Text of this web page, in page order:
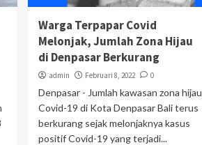
Warga Terpapar Covid
Melonjak, Jumlah Zona Hijau
di Denpasar Berkurang
admin Februari 8, 2022 0
Denpasar - Jumlah kawasan zona hijau
Covid-19 di Kota Denpasar Bali terus
berkurang sejak melonjaknya kasus
positif Covid-19 yang terjadi...